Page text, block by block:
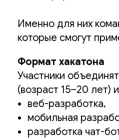
Именно для них
которые смогут
Формат хакатона
Участники
(возраст 15–20 лет)
веб-разработка,
мобильная
разработка чат-